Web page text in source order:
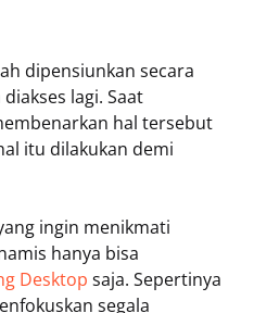
dipensiunkan secara
lagi. Saat
hal tersebut
itu dilakukan demi
ingin menikmati
hanya bisa
Desktop saja. Sepertinya
segala